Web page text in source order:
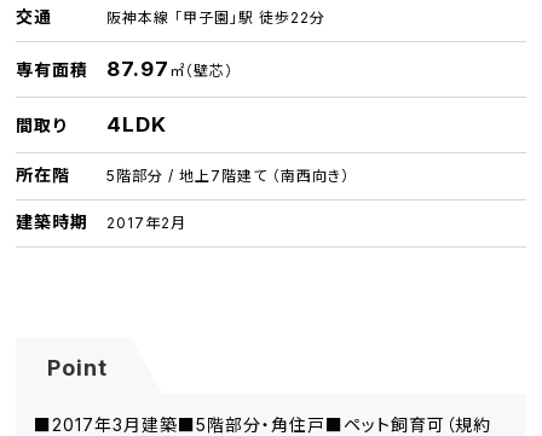
交通 阪神本線 「甲子園」駅 徒歩22分
専有面積 87.97 ㎡（壁芯）
間取り 4LDK
所在階 5階部分 / 地上7階建て （南西向き）
建築時期 2017年2月
Point
■2017年3月建築■5階部分・角住戸■ペット飼育可（規約